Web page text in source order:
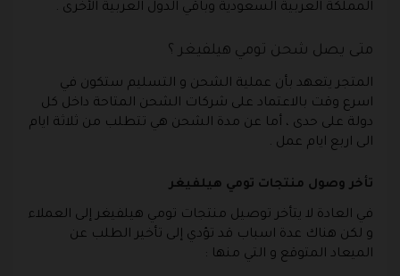
المملكة العربية السعودية وباقي الدول العربية الأخرى .
متى يصل شحن تومي هيلفيغر ؟
المتجر يتعهد بأن عملية الشحن و التسليم ستكون في
اسرع وقت بالاعتماد على شركات الشحن المتاحة داخل كل
دولة على حدى ، أما عن مدة الشحن هي تتطلب من ثلاثة ايام
الى اربع ايام عمل .
تأخر وصول منتجات تومي هيلفيغر
في العادة لا يتأخر توصيل منتجات تومي هيلفيغر إلى العملاء
و لكن هناك عدة اسباب قد تؤدي إلى تأخير الطلب عن
الميعاد المتوقع و التي منها :